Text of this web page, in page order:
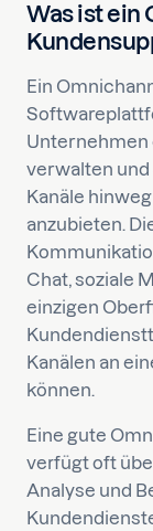
Was ist ein
Ein
Unternehmen
verwalten
Kanäle
anzubieten.
Chat, soziale
einzigen
Kanälen an
können.
Eine gute
verfügt oft
Analyse und